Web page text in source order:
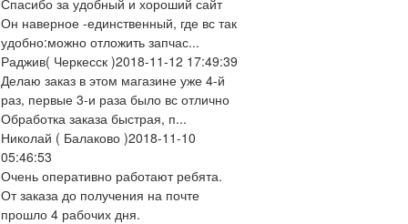
Спасибо за удобный и хороший сайт
Он наверное -единственный, где вс так
удобно:можно отложить запчас...
Раджив( Черкесск )2018-11-12 17:49:39
Делаю заказ в этом магазине уже 4-й
раз, первые 3-и раза было вс отлично
Обработка заказа быстрая, п...
Николай ( Балаково )2018-11-10
05:46:53
Очень оперативно работают ребята.
От заказа до получения на почте
прошло 4 рабочих дня.